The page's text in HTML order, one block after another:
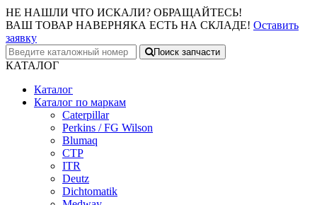
НЕ НАШЛИ ЧТО ИСКАЛИ? ОБРАЩАЙТЕСЬ!
ВАШ ТОВАР НАВЕРНЯКА ЕСТЬ НА СКЛАДЕ! Оставить
заявку
Поиск запчасти
КАТАЛОГ
Каталог
Каталог по маркам
Caterpillar
Perkins / FG Wilson
Blumaq
CTP
ITR
Deutz
Dichtomatik